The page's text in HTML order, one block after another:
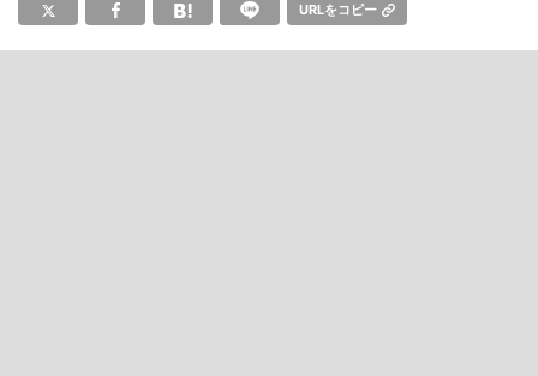
URLをコピー